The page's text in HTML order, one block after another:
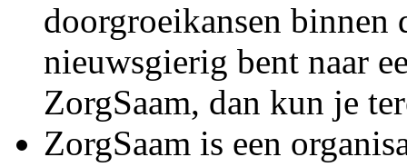
doorgroeikansen binnen
nieuwsgierig bent naar
ZorgSaam, dan kun je
ZorgSaam is een